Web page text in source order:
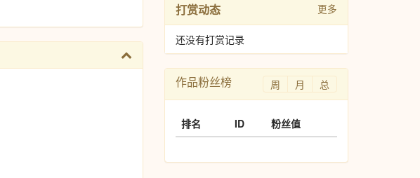
打赏动态 更多
还没有打赏记录
作品粉丝榜 周 月 总
排名 ID 粉丝值